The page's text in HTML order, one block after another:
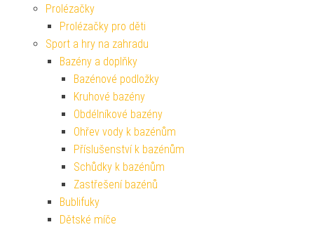
Prolézačky
Prolézačky pro děti
Sport a hry na zahradu
Bazény a doplňky
Bazénové podložky
Kruhové bazény
Obdélníkové bazény
Ohřev vody k bazénům
Příslušenství k bazénům
Schůdky k bazénům
Zastřešení bazénů
Bublifuky
Dětské míče